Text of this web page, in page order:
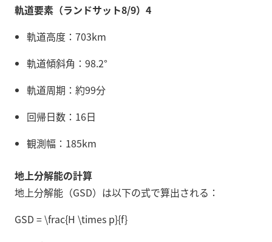
軌道要素（ランドサット8/9） 4
軌道高度：703km
軌道傾斜角：98.2°
軌道周期：約99分
回帰日数：16日
観測幅：185km
地上分解能の計算
地上分解能（GSD）は以下の式で算出される：
GSD = \frac{H \times p}{f}